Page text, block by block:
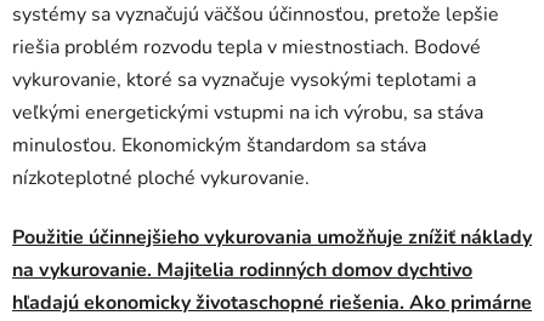
systémy sa vyznačujú väčšou účinnosťou, pretože lepšie
riešia problém rozvodu tepla v miestnostiach. Bodové
vykurovanie, ktoré sa vyznačuje vysokými teplotami a
veľkými energetickými vstupmi na ich výrobu, sa stáva
minulosťou. Ekonomickým štandardom sa stáva
nízkoteplotné ploché vykurovanie.
Použitie účinnejšieho vykurovania umožňuje znížiť náklady
na vykurovanie. Majitelia rodinných domov dychtivo
hľadajú ekonomicky životaschopné riešenia. Ako primárne